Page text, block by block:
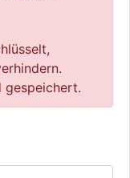
gespeichert.